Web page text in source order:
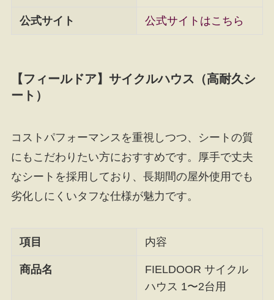
公式サイト 公式サイトはこちら
【フィールドア】サイクルハウス（高耐久シ
ート）
コストパフォーマンスを重視しつつ、シートの質
にもこだわりたい方におすすめです。厚手で丈夫
なシートを採用しており、長期間の屋外使用でも
劣化しにくいタフな仕様が魅力です。
項目 内容
商品名
FIELDOOR サイクル
ハウス 1〜2台用